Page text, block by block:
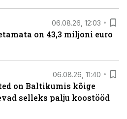
06.08.26, 12:03
on 43,3 miljoni euro
06.08.26, 11:40
on Baltikumis kõige
selleks palju koostööd